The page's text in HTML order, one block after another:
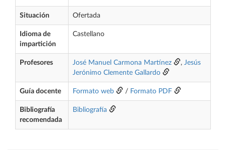
Situación Ofertada
Idioma de
impartición
Castellano
Profesores José Manuel Carmona Martínez , Jesús
Jerónimo Clemente Gallardo
Guía docente Formato web / Formato PDF
Bibliografía
recomendada
Bibliografía